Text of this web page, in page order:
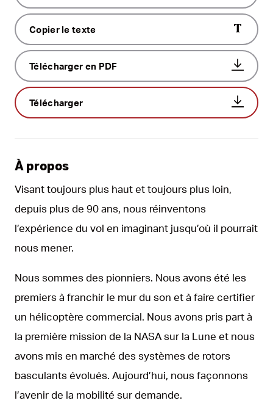
Copier le texte
Télécharger en PDF
Télécharger
À propos
Visant toujours plus haut et toujours plus loin,
depuis plus de 90 ans, nous réinventons
l’expérience du vol en imaginant jusqu’où il pourrait
nous mener.
Nous sommes des pionniers. Nous avons été les
premiers à franchir le mur du son et à faire certifier
un hélicoptère commercial. Nous avons pris part à
la première mission de la NASA sur la Lune et nous
avons mis en marché des systèmes de rotors
basculants évolués. Aujourd’hui, nous façonnons
l’avenir de la mobilité sur demande.